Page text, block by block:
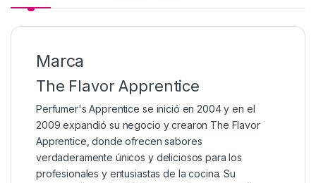
Marca
The Flavor Apprentice
Perfumer's Apprentice se inició en 2004 y en el
2009 expandió su negocio y crearon The Flavor
Apprentice, donde ofrecen sabores
verdaderamente únicos y deliciosos para los
profesionales y entusiastas de la cocina. Su